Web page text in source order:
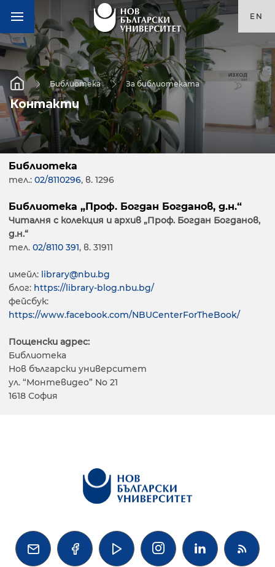
EN
Библиотека За библиотеката
Контакти
Библиотека
тел.: 02/8110296, в. 1296
Библиотека „Проф. Богдан Богданов, д.н.“
Читалня с колекция и архив „Проф. Богдан Богданов,
д.н.“
тел. 02/8110 391, в. 31911
имейл: library@nbu.bg
блог: https://library-blog.nbu.bg/
фейсбук:
https://www.facebook.com/NBUCenterForTheBook/
Пощенски адрес:
Библиотека
Нов български университет
ул. “Монтевидео” No 21
1618 София
   